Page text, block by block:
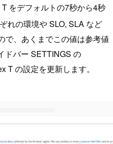
をデフォルトの7秒から4秒
れの環境や SLO, SLA など
で、あくまでこの値は参考値
ドバー SETTINGS の
T の設定を更新します。